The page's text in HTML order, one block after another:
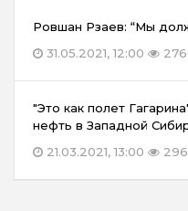
Ровшан Рзаев: “Мы
31.05.2021, 12:00
"Это как полет
нефть в Западной
21.03.2021, 13:00